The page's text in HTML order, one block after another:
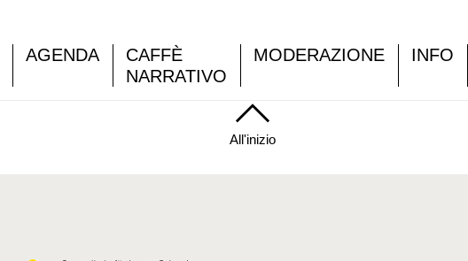
AGENDA
CAFFÈ
NARRATIVO
MODERAZIONE INFO
All'inizio